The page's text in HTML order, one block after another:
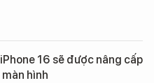
16 sẽ được nâng cấp
hình